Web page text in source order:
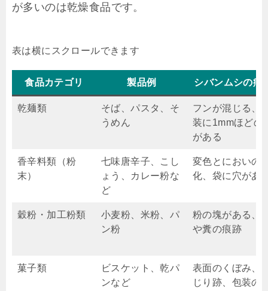
が多いのは乾燥食品です。
食品カテゴリ 製品例 シバンムシの痕
乾麺類
そば、パスタ、そ
うめん
フンが混じる、
装に1mmほどの
がある
香辛料類（粉
末）
七味唐辛子、こし
ょう、カレー粉な
ど
変色とにおいの
化、袋に穴があ
穀粉・加工粉類
小麦粉、米粉、パ
ン粉
粉の塊がある、
や糞の痕跡
菓子類
ビスケット、乾パ
ンなど
表面のくぼみ、
じり跡、包装の